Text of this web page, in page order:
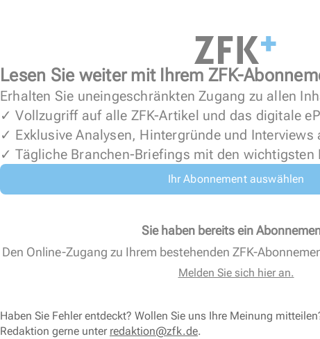
Lesen Sie weiter mit Ihrem ZFK-
Erhalten Sie uneingeschränkten Zugang zu allen
✓ Vollzugriff auf alle ZFK-Artikel und das digitale
✓ Exklusive Analysen, Hintergründe und Interviews
✓ Tägliche Branchen-Briefings mit den wichtigsten
Ihr Abonnement auswählen
Sie haben bereits ein
Den Online-Zugang zu Ihrem bestehenden ZFK-
Melden Sie sich hier an.
Haben Sie Fehler entdeckt? Wollen Sie uns Ihre Meinung
Redaktion gerne unter redaktion@zfk.de.